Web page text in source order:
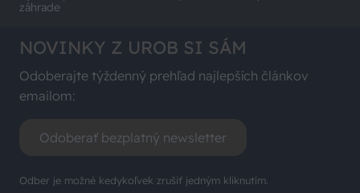
záhrade
NOVINKY Z UROB SI SÁM
Odoberajte týždenný prehľad najlepších článkov
emailom:
Odoberať bezplatný newsletter
Odber je možné kedykoľvek zrušiť jedným kliknutím.